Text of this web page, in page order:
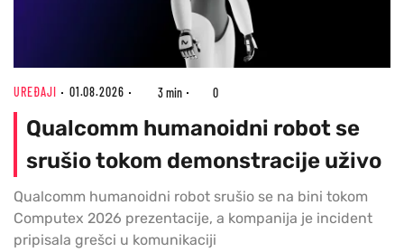
UREĐAJI 01.08.2026 3 min 0
Qualcomm humanoidni robot se
srušio tokom demonstracije uživo
Qualcomm humanoidni robot srušio se na bini tokom
Computex 2026 prezentacije, a kompanija je incident
pripisala grešci u komunikaciji